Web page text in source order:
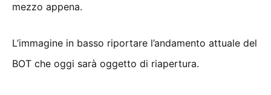
mezzo appena.
L’immagine in basso riportare l’andamento attuale del
BOT che oggi sarà oggetto di riapertura.